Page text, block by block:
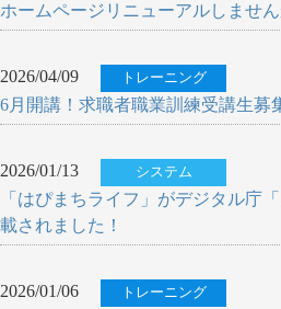
ホームページリニューアルしません
2026/04/09 トレーニング
6月開講！求職者職業訓練受講生募
2026/01/13 システム
「はぴまちライフ」がデジタル庁
載されました！
2026/01/06 トレーニング